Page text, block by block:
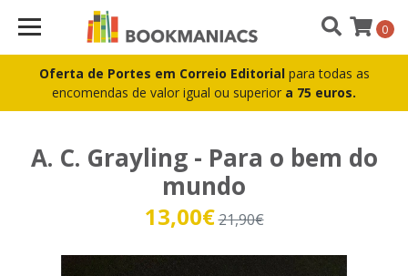
Oferta de Portes em Correio Editorial para todas as
encomendas de valor igual ou superior a 75 euros.
0
A. C. Grayling - Para o bem do
mundo
13,00€21,90€